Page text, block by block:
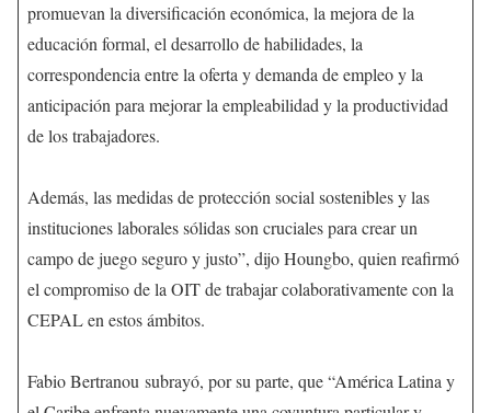
promuevan la diversificación económica, la mejora de la
educación formal, el desarrollo de habilidades, la
correspondencia entre la oferta y demanda de empleo y la
anticipación para mejorar la empleabilidad y la productividad
de los trabajadores.
Además, las medidas de protección social sostenibles y las
instituciones laborales sólidas son cruciales para crear un
campo de juego seguro y justo”, dijo Houngbo, quien reafirmó
el compromiso de la OIT de trabajar colaborativamente con la
CEPAL en estos ámbitos.
Fabio Bertranou subrayó, por su parte, que “América Latina y